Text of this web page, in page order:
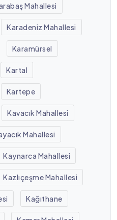
Mahallesi
Karadeniz Mahallesi
Karamürsel
Kartal
Kartepe
Kavacık Mahallesi
Mahallesi
Kaynarca Mahallesi
Kazlıçeşme Mahallesi
Kağıthane